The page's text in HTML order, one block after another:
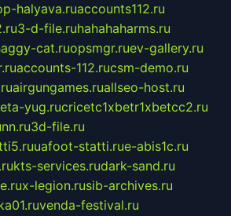
halyava.ruaccounts112.ru
3-d-file.ruhahahaharms.ru
cat.ruopsmgr.ruev-gallery.ru
accounts-112.rucsm-demo.ru
airgungames.ruallseo-host.ru
yug.rucricetc1xbetr1xbetcc2.ru
3d-file.ru
uafoot-statti.rue-abis1c.ru
kts-services.rudark-sand.ru
x-legion.rusib-archives.ru
venda-festival.ru